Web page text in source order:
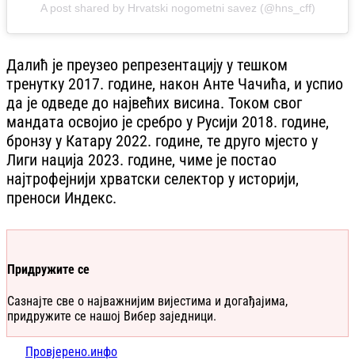
A post shared by Hrvatski nogometni savez (@hns_cff)
Далић је преузео репрезентацију у тешком
тренутку 2017. године, након Анте Чачића, и успио
да је одведе до највећих висина. Током свог
мандата освојио је сребро у Русији 2018. године,
бронзу у Катару 2022. године, те друго мјесто у
Лиги нација 2023. године, чиме је постао
најтрофејнији хрватски селектор у историји,
преноси Индекс.
Придружите се
Сазнајте све о најважнијим вијестима и догађајима,
придружите се нашој Вибер заједници.
Провјерено.инфо